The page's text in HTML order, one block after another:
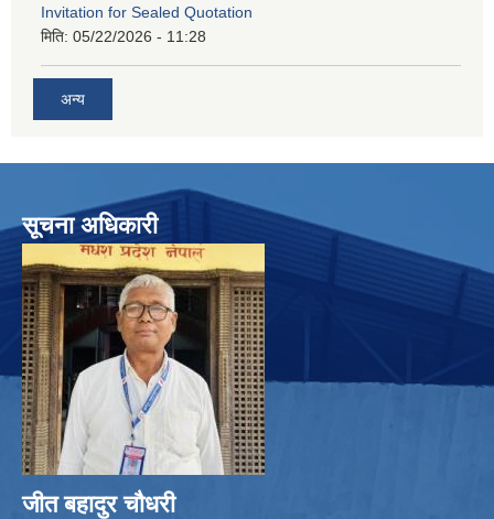
Invitation for Sealed Quotation
मिति: 05/22/2026 - 11:28
अन्य
सूचना अधिकारी
जीत बहादुर चाैधरी